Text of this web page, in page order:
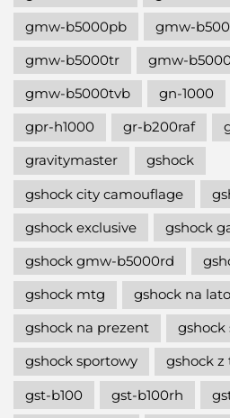
gmw-b5000pb
gmw-
gmw-b5000tr
gmw-
gmw-b5000tvb
gn-1000
gpr-h1000
gr-b200raf
gravitymaster
gshock
gshock city camouflage
gshock exclusive
gshock
gshock gmw-b5000rd
gshock mtg
gshock na lato
gshock na prezent
gshock
gshock sportowy
gshock
gst-b100
gst-b100rh